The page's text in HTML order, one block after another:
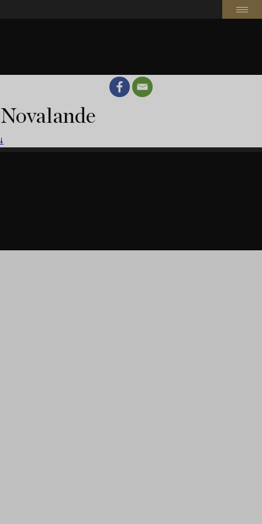
Novalande
🠗